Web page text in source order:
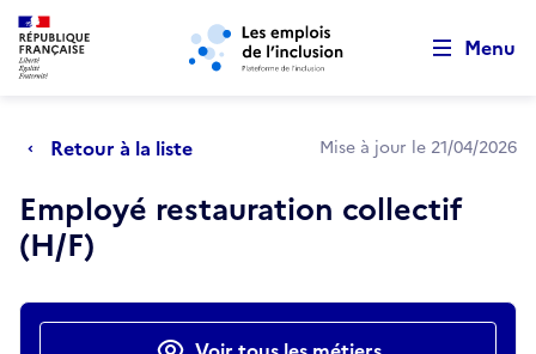
Aller au menu principal Aller au contenu principal
Menu
Retour à la liste Mise à jour le 21/04/2026
Employé restauration collectif
(H/F)
Actions rapides
Retour au début de la page
Panneau de gestion des cookies